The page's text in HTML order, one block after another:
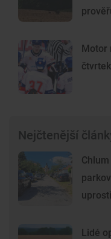
Motor
Nejčtenější
Lidé